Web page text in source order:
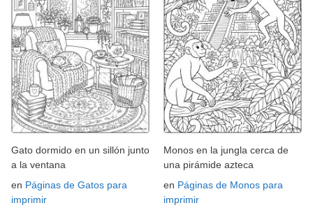
Gato dormido en un sillón junto
a la ventana
en Páginas de Gatos para
imprimir
Monos en la jungla cerca de
una pirámide azteca
en Páginas de Monos para
imprimir